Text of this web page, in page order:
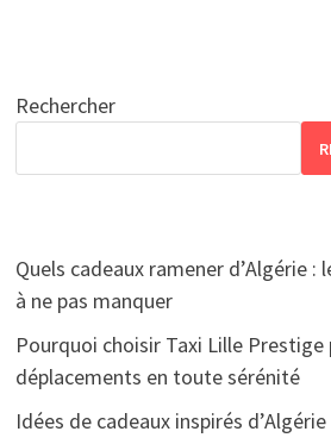
Rechercher
Quels cadeaux ramener d’Algérie
à ne pas manquer
Pourquoi choisir Taxi Lille Prestige
déplacements en toute sérénité
Idées de cadeaux inspirés d’Algérie